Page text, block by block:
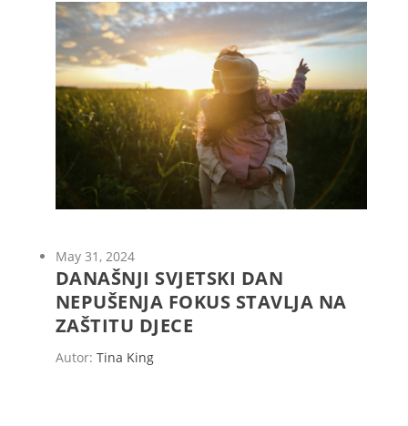
May 31, 2024
DANAŠNJI SVJETSKI DAN
NEPUŠENJA FOKUS STAVLJA NA
ZAŠTITU DJECE
Autor: Tina King